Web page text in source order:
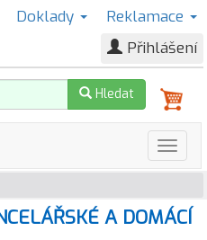
Doklady
Reklamace
Přihlášení
Hledat
A DOMÁCÍ